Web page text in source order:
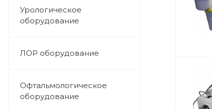
Урологическое
оборудование
ЛОР оборудование
Офтальмологическое
оборудование